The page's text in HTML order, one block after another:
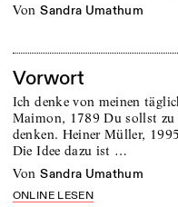
von Sandra Umathum
Vorwort
Ich denke von meinen
Maimon, 1789 Du sollst zu
denken. Heiner Müller,
Die Idee dazu ist …
von Sandra Umathum
ONLINE LESEN